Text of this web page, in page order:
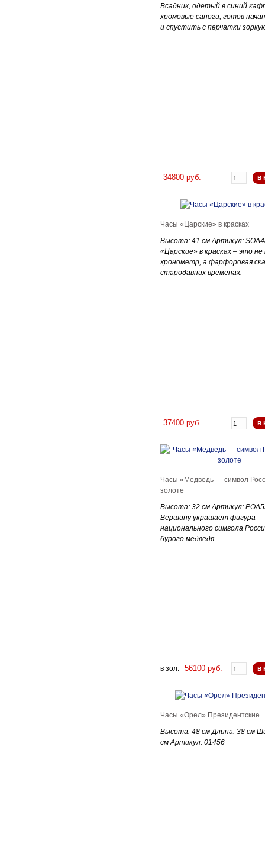
Всадник, одетый в синий
хромовые сапоги, готов
и спустить с перчатки
34800 руб. в
Часы «Царские» в красках
Высота: 41 см Артикул:
«Царские» в красках – это
хронометр, а фарфоровая
стародавних временах.
37400 руб. в
Часы «Медведь — символ
золоте
Высота: 32 см Артикул:
Вершину украшает фигура
национального символа
бурого медведя.
в зол. 56100 руб. в
Часы «Орел» Президентские
Высота: 48 см Длина: 38 см
см Артикул: 01456